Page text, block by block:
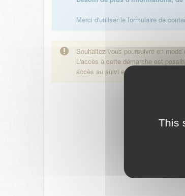
This
Merci d'utiliser le formulaire de
Souhaitez-vous poursuivre en mode
L'accès à cette démarche est
accès au suivi en ligne de la